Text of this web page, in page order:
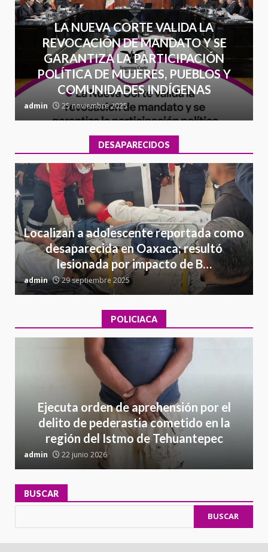
LA NUEVA CORTE VALIDA LA
REVOCACIÓN DE MANDATO Y SE
GARANTIZA LA PARTICIPACIÓN
POLÍTICA DE MUJERES, PUEBLOS Y
COMUNIDADES INDÍGENAS
admin 25 noviembre 2025
DESAPARECIDOS
Localizan a adolescente reportada como
desaparecida en Oaxaca; resultó
lesionada por impacto de B…
admin 29 septiembre 2025
POLICIACA
Ejecuta orden de aprehensión por el
delito de pederastia cometido en la
región del Istmo de Tehuantepec
admin 22 junio 2026
BUSCAR
BUSCAR